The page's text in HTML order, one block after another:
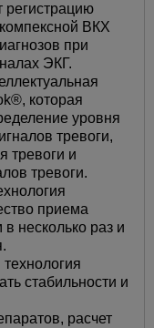
регистрацию
ВКХ
при
ЭКГ.
которая
уровня
тревоги,
тревоги и
тревоги.
приема
несколько раз и
стабильности и
расчет